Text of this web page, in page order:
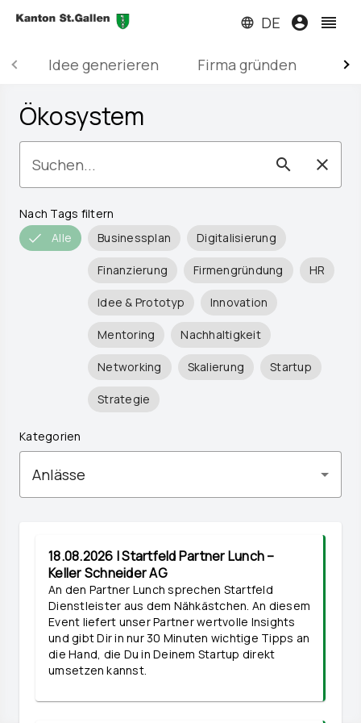
language DE account_circle reorder
Idee generieren Firma gründen
construction
keyboard_arrow_right
Anmelden
Ökosystem
Suchen... search clear
Nach Tags filtern
Alle
Businessplan Digitalisierung
Finanzierung Firmengründung HR
Idee & Prototyp Innovation
Mentoring Nachhaltigkeit
Networking Skalierung Startup
Strategie
Kategorien
Anlässe
18.08.2026 | Startfeld Partner Lunch –
Keller Schneider AG
An den Partner Lunch sprechen Startfeld
Dienstleister aus dem Nähkästchen. An diesem
Event liefert unser Partner wertvolle Insights
und gibt Dir in nur 30 Minuten wichtige Tipps an
die Hand, die Du in Deinem Startup direkt
umsetzen kannst.